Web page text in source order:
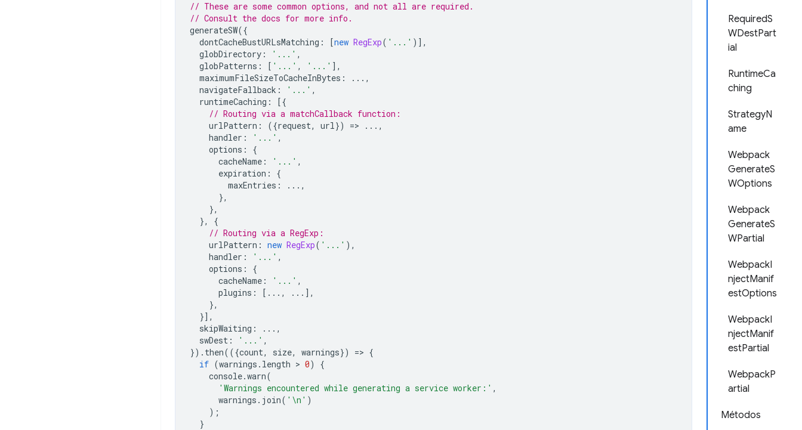
RequiredS
WDestPart
ial
RuntimeCa
ching
StrategyN
ame
Webpack
GenerateS
WOptions
Webpack
GenerateS
WPartial
WebpackI
njectManif
estOptions
WebpackI
njectManif
estPartial
WebpackP
artial
Métodos
// These are some common options, and not all are required.
// Consult the docs for more info.
generateSW({
dontCacheBustURLsMatching : [new RegExp( '...' )],
globDirectory : '...' ,
globPatterns : [ '...' , '...' ],
maximumFileSizeToCacheInBytes :
...,
navigateFallback : '...' ,
runtimeCaching :
[{
// Routing via a matchCallback function:
urlPattern : ({request, url}) =>
...,
handler : '...' ,
options :
{
cacheName : '...' ,
expiration :
{
maxEntries :
...,
},
},
},
{
// Routing via a RegExp:
urlPattern : new RegExp( '...' ),
handler : '...' ,
options :
{
cacheName : '...' ,
plugins : [...,
...],
},
}],
skipWaiting :
...,
swDest : '...' ,
}). then(({count, size, warnings}) => {
if (warnings . length > 0)
{
console.warn(
'Warnings encountered while generating a service worker:' ,
warnings . join( '\n' )
);
}